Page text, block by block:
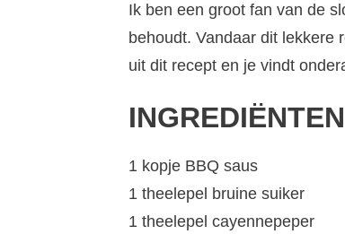
Ik ben een groot fan van de
behoudt. Vandaar dit lekkere
uit dit recept en je vindt
INGREDIËNTEN
1 kopje BBQ saus
1 theelepel bruine suiker
1 theelepel cayennepeper